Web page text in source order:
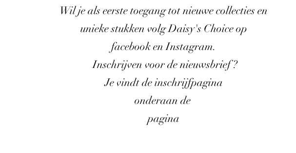
Wil je als eerste toegang tot nieuwe collecties en
unieke stukken volg Daisy's Choice op
facebook en Instagram.
Inschrijven voor de nieuwsbrief ?
Je vindt de inschrijfpagina
onderaan de
pagina